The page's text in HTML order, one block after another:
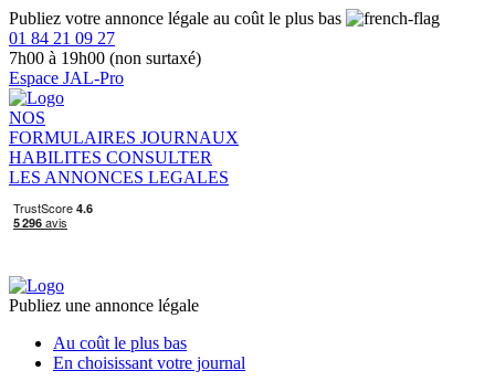
Publiez votre annonce légale au coût le plus bas
01 84 21 09 27
7h00 à 19h00 (non surtaxé)
Espace JAL-Pro
NOS
FORMULAIRES JOURNAUX
HABILITES CONSULTER
LES ANNONCES LEGALES
Publiez une annonce légale
Au coût le plus bas
En choisissant votre journal